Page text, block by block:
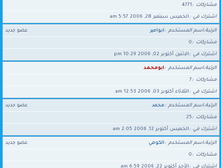
مشاركات 4771
اشترك في الخميس سبتمبر 28, 2006 5:57 am
الرتبة،اسم المستخدم عضو جديد ابوامير
مشاركات 0
اشترك في الاثنين أكتوبر 02, 2006 10:29 pm
الرتبة،اسم المستخدم ابومحمد
مشاركات 7
اشترك في الثلاثاء أكتوبر 03, 2006 12:53 am
الرتبة،اسم المستخدم عضو جديد محمد
مشاركات 25
اشترك في الخميس أكتوبر 12, 2006 2:05 am
الرتبة،اسم المستخدم عضو جديد الكوفي
مشاركات 0
اشترك في الأحد أكتوبر 22, 2006 6:59 am